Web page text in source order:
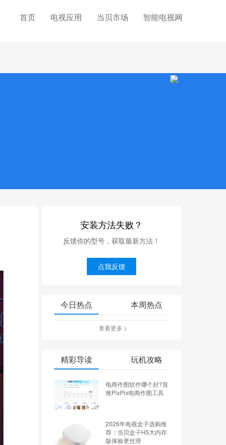
首页 电视应用 当贝市场 智能电视网
安装方法失败？
反馈你的型号，获取最新方法！
点我反馈
今日热点 本周热点
查看更多 >
精彩导读 玩机攻略
电商作图软件哪个好?首
推PixPix电商作图工具
2026年电视盒子选购推
荐：当贝盒子H5大内存
版体验更丝滑